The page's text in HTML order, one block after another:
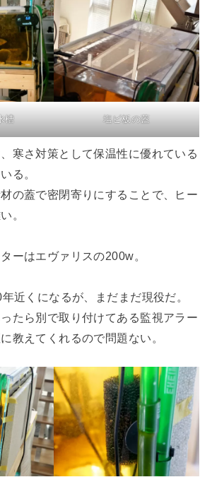
槽 塩ビ板の蓋
寒さ対策として保温性に優れている
る。
の蓋で密閉寄りにすることで、ヒー
。
ーはエヴァリスの200w。
近くになるが、まだまだ現役だ。
たら別で取り付けてある監視アラー
教えてくれるので問題ない。